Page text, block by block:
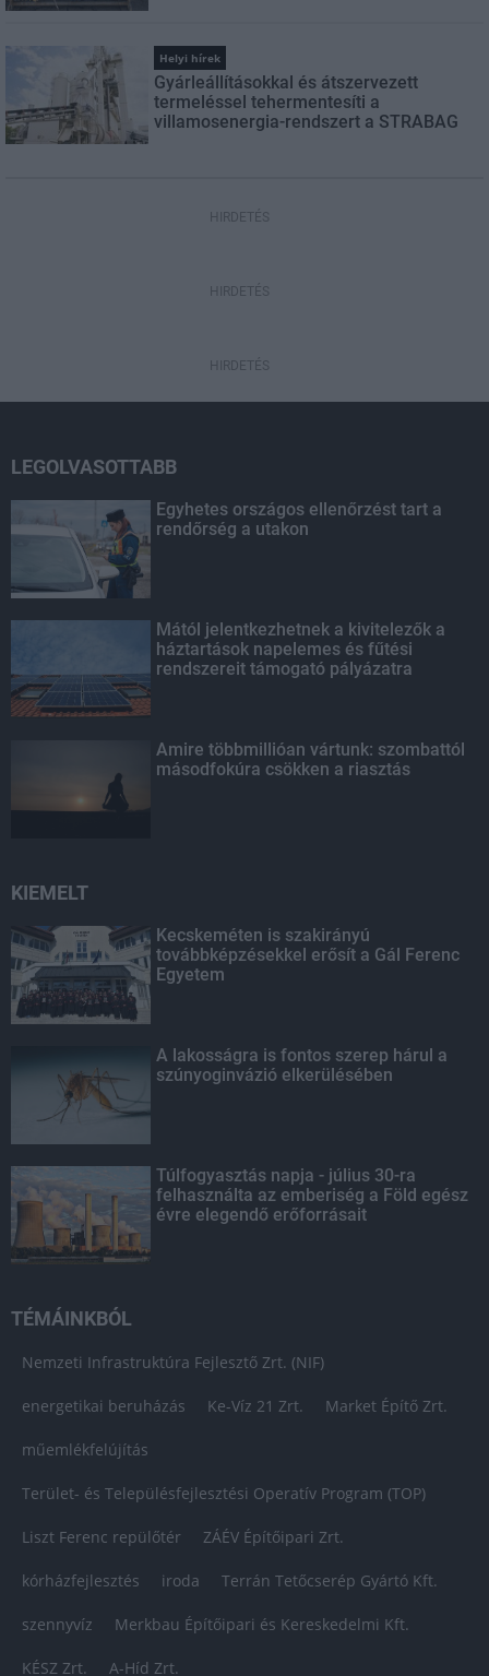
Helyi hírek
Gyárleállításokkal és átszervezett
termeléssel tehermentesíti a
villamosenergia-rendszert a STRABAG
HIRDETÉS
HIRDETÉS
HIRDETÉS
LEGOLVASOTTABB
Egyhetes országos ellenőrzést tart a
rendőrség a utakon
Mától jelentkezhetnek a kivitelezők a
háztartások napelemes és fűtési
rendszereit támogató pályázatra
Amire többmillióan vártunk: szombattól
másodfokúra csökken a riasztás
KIEMELT
Kecskeméten is szakirányú
továbbképzésekkel erősít a Gál Ferenc
Egyetem
A lakosságra is fontos szerep hárul a
szúnyoginvázió elkerülésében
Túlfogyasztás napja - július 30-ra
felhasználta az emberiség a Föld egész
évre elegendő erőforrásait
TÉMÁINKBÓL
Nemzeti Infrastruktúra Fejlesztő Zrt. (NIF)
energetikai beruházás Ke-Víz 21 Zrt. Market Építő Zrt.
műemlékfelújítás
Terület- és Településfejlesztési Operatív Program (TOP)
Liszt Ferenc repülőtér ZÁÉV Építőipari Zrt.
kórházfejlesztés iroda Terrán Tetőcserép Gyártó Kft.
szennyvíz Merkbau Építőipari és Kereskedelmi Kft.
KÉSZ Zrt. A-Híd Zrt.